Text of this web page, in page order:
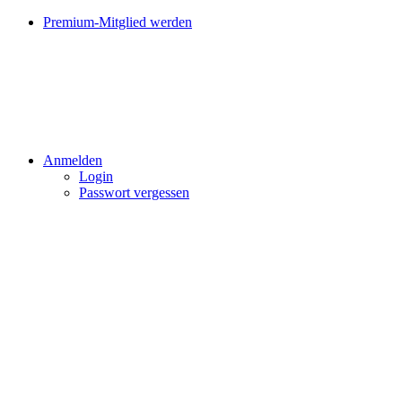
Premium-Mitglied werden
Anmelden
Login
Passwort vergessen